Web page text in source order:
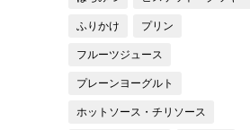
ふりかけ プリン
フルーツジュース
プレーンヨーグルト
ホットソース・チリソース